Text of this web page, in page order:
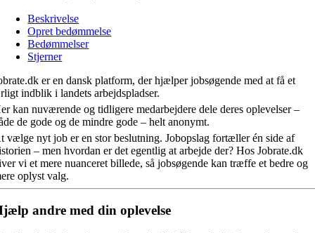
Beskrivelse
Opret bedømmelse
Bedømmelser
Stjerner
er en dansk platform, der hjælper jobsøgende med at få et
indblik i landets arbejdspladser.
kan nuværende og tidligere medarbejdere dele deres oplevelser –
de gode og de mindre gode – helt anonymt.
vælge nyt job er en stor beslutning. Jobopslag fortæller én side af
– men hvordan er det egentlig at arbejde der? Hos Jobrate.dk
vi et mere nuanceret billede, så jobsøgende kan træffe et bedre og
oplyst valg.
andre med din oplevelse